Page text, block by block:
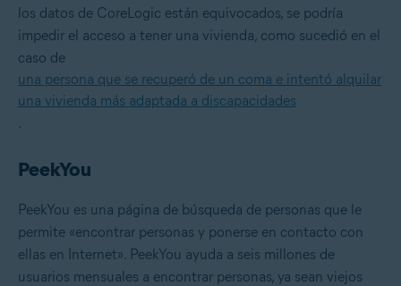
los datos de CoreLogic están equivocados, se podría
impedir el acceso a tener una vivienda, como sucedió en el
caso de
una persona que se recuperó de un coma e intentó alquilar
una vivienda más adaptada a discapacidades
.
PeekYou
PeekYou es una página de búsqueda de personas que le
permite «encontrar personas y ponerse en contacto con
ellas en Internet». PeekYou ayuda a seis millones de
usuarios mensuales a encontrar personas, ya sean viejos